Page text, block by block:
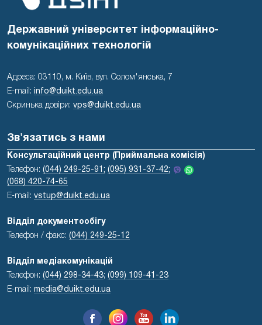
Державний університет інформаційно-
комунікаційних технологій
Адреса: 03110, м. Київ, вул. Солом'янська, 7
E-mail:
info@duikt.edu.ua
Скринька довіри: vps@duikt.edu.ua
Зв'язатись з нами
Консультаційний центр (Приймальна комісія)
Телефон: (044) 249-25-91; (095) 931-37-42;
(068) 420-74-65
E-mail: vstup@duikt.edu.ua
Відділ документообігу
Телефон / факс: (044) 249-25-12
Відділ медіакомунікацій
Телефон: (044) 298-34-43; (099) 109-41-23
E-mail: media@duikt.edu.ua